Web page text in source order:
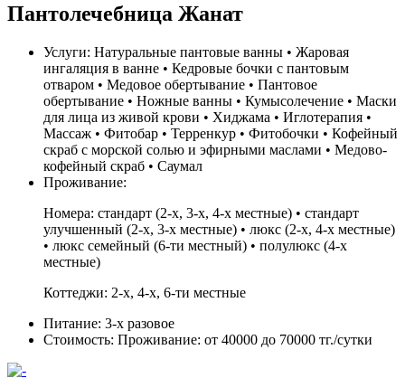
Пантолечебница Жанат
Услуги: Натуральные пантовые ванны • Жаровая
ингаляция в ванне • Кедровые бочки с пантовым
отваром • Медовое обертывание • Пантовое
обертывание • Ножные ванны • Кумысолечение • Маски
для лица из живой крови • Хиджама • Иглотерапия •
Массаж • Фитобар • Терренкур • Фитобочки • Кофейный
скраб с морской солью и эфирными маслами • Медово-
кофейный скраб • Саумал
Проживание:
Номера: стандарт (2-х, 3-х, 4-х местные) • стандарт
улучшенный (2-х, 3-х местные) • люкс (2-х, 4-х местные)
• люкс семейный (6-ти местный) • полулюкс (4-х
местные)
Коттеджи: 2-х, 4-х, 6-ти местные
Питание: 3-х разовое
Стоимость: Проживание: от 40000 до 70000 тг./сутки